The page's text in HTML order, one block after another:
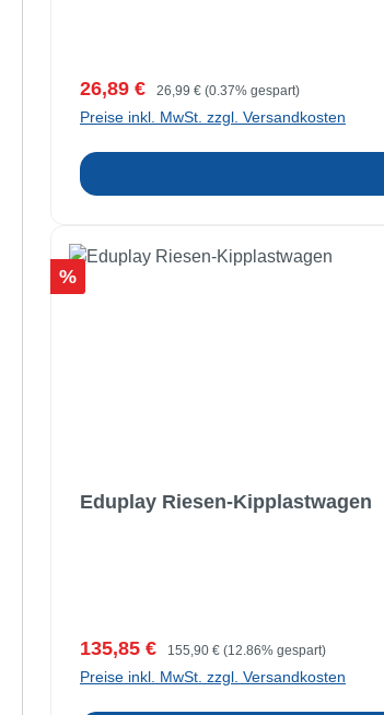
Verkaufspreis:
26,89 € Regulärer Preis:
26,99 € (0.37% gespart)
Preise inkl. MwSt. zzgl. Versandkosten
Rabatt
%
Eduplay Riesen-Kipplastwagen
Verkaufspreis:
135,85 € Regulärer Preis:
155,90 € (12.86% gespart)
Preise inkl. MwSt. zzgl. Versandkosten